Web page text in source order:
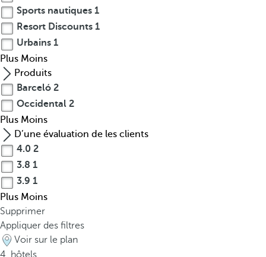
Sports nautiques 1
Resort Discounts 1
Urbains 1
Plus Moins
Produits
Barceló 2
Occidental 2
Plus Moins
D’une évaluation de les clients
4.0 2
3.8 1
3.9 1
Plus Moins
Supprimer
Appliquer des filtres
Voir sur le plan
4
hôtels
i
q
u
e
d
e
f
a
u
n
e
B
i
e
n